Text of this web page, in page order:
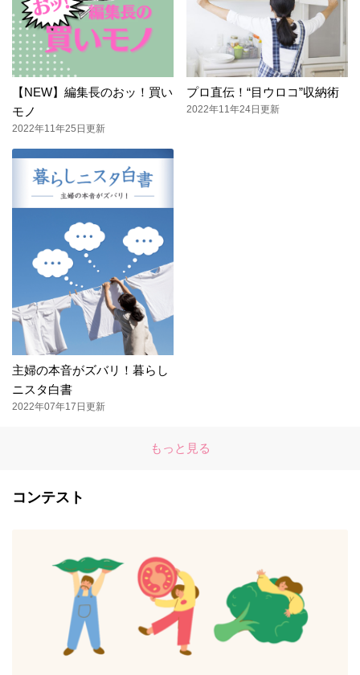
【NEW】編集長のおッ！買い
モノ
2022年11年25日更新
プロ直伝！“目ウロコ”収納術
2022年11年24日更新
主婦の本音がズバリ！暮らし
ニスタ白書
2022年07年17日更新
もっと見る
コンテスト